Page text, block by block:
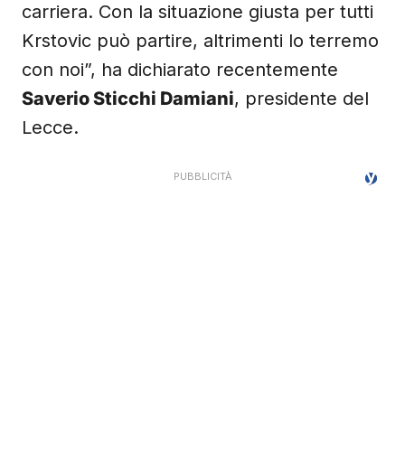
carriera. Con la situazione giusta per tutti
Krstovic può partire, altrimenti lo terremo
con noi”, ha dichiarato recentemente
Saverio Sticchi Damiani, presidente del
Lecce.